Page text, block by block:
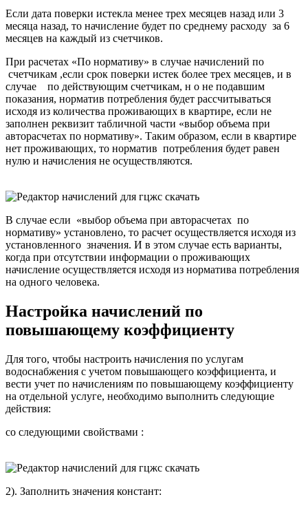
Если дата поверки истекла менее трех месяцев назад или 3
месяца назад, то начисление будет по среднему расходу за 6
месяцев на каждый из счетчиков.
При расчетах «По нормативу» в случае начислений по
счетчикам ,если срок поверки истек более трех месяцев, и в
случае по действующим счетчикам, н о не подавшим
показания, норматив потребления будет рассчитываться
исходя из количества проживающих в квартире, если не
заполнен реквизит табличной части «выбор объема при
авторасчетах по нормативу». Таким образом, если в квартире
нет проживающих, то норматив потребления будет равен
нулю и начисления не осуществляются.
В случае если «выбор объема при авторасчетах по
нормативу» установлено, то расчет осуществляется исходя из
установленного значения. И в этом случае есть варианты,
когда при отсутствии информации о проживающих
начисление осуществляется исходя из норматива потребления
на одного человека.
Настройка начислений по
повышающему коэффициенту
Для того, чтобы настроить начисления по услугам
водоснабжения с учетом повышающего коэффициента, и
вести учет по начислениям по повышающему коэффициенту
на отдельной услуге, необходимо выполнить следующие
действия:
со следующими свойствами :
2). Заполнить значения констант: